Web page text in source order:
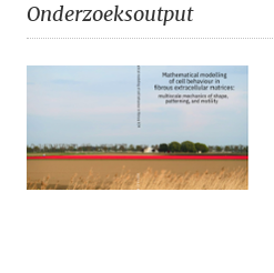
Onderzoeksoutput